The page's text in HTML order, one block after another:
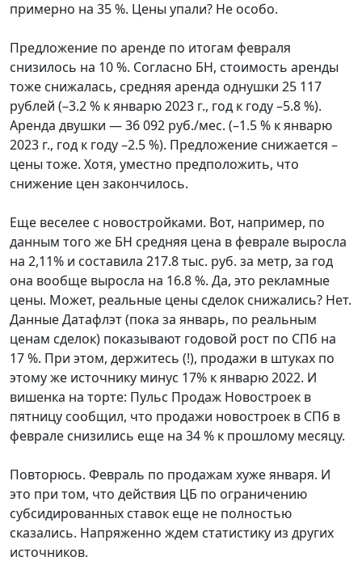
примерно на 35 %. Цены упали? Не особо.
Предложение по аренде по итогам февраля
снизилось на 10 %. Согласно БН, стоимость аренды
тоже снижалась, средняя аренда однушки 25 117
рублей (–3.2 % к январю 2023 г., год к году –5.8 %).
Аренда двушки — 36 092 руб./мес. (–1.5 % к январю
2023 г., год к году –2.5 %). Предложение снижается –
цены тоже. Хотя, уместно предположить, что
снижение цен закончилось.
Еще веселее с новостройками. Вот, например, по
данным того же БН средняя цена в феврале выросла
на 2,11% и составила 217.8 тыс. руб. за метр, за год
она вообще выросла на 16.8 %. Да, это рекламные
цены. Может, реальные цены сделок снижались? Нет.
Данные Датафлэт (пока за январь, по реальным
ценам сделок) показывают годовой рост по СПб на
17 %. При этом, держитесь (!), продажи в штуках по
этому же источнику минус 17% к январю 2022. И
вишенка на торте: Пульс Продаж Новостроек в
пятницу сообщил, что продажи новостроек в СПб в
феврале снизились еще на 34 % к прошлому месяцу.
Повторюсь. Февраль по продажам хуже января. И
это при том, что действия ЦБ по ограничению
субсидированных ставок еще не полностью
сказались. Напряженно ждем статистику из других
источников.